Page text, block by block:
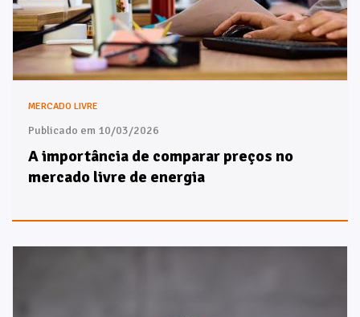
MERCADO LIVRE
Publicado em 10/03/2026
A importância de comparar preços no
mercado livre de energia